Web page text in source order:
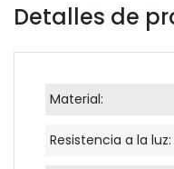
Detalles de
Material:
Resistencia a la luz: